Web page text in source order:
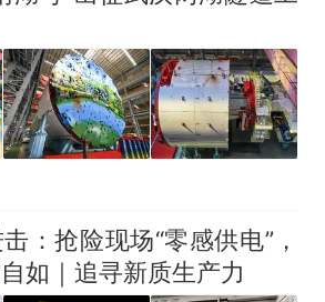
：抢险现场“零感供电”，
如｜追寻新质生产力